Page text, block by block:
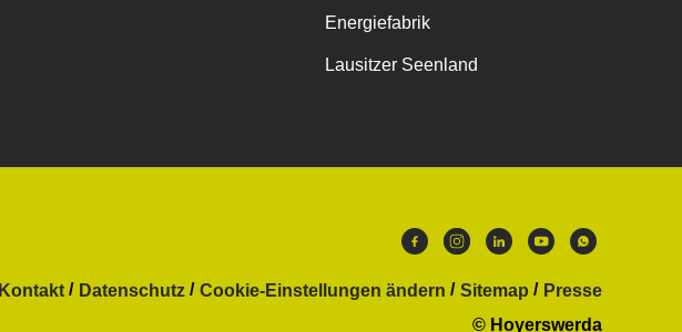
Energiefabrik
Lausitzer Seenland
Kontakt Datenschutz Cookie-Einstellungen ändern Sitemap
Presse
© Hoyerswerda